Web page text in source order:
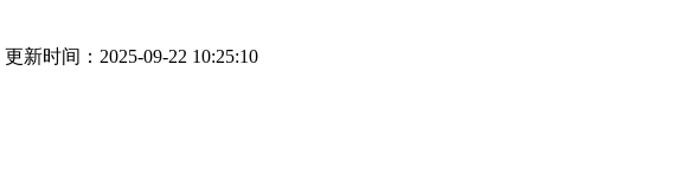
更新时间：2025-09-22 10:25:10